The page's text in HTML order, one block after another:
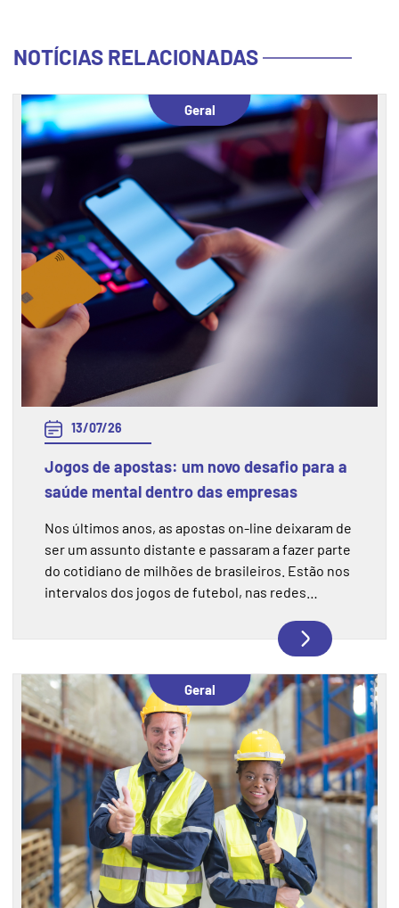
NOTÍCIAS RELACIONADAS
Geral
13/07/26
Jogos de apostas: um novo desafio para a
saúde mental dentro das empresas
Nos últimos anos, as apostas on-line deixaram de
ser um assunto distante e passaram a fazer parte
do cotidiano de milhões de brasileiros. Estão nos
intervalos dos jogos de futebol, nas redes
E, cada vez mais, também estão entre os fatores
que afetam a saúde mental e o desempenho das
pessoas dentro das empresas.
Geral